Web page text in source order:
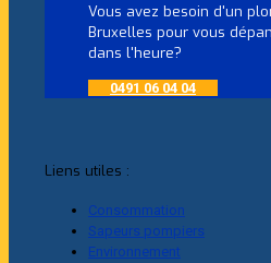
Vous avez besoin d'un
Bruxelles pour vous
dans l'heure?
0491 06 04 04
Liens utiles :
Consommation
Sapeurs pompiers
Environnement